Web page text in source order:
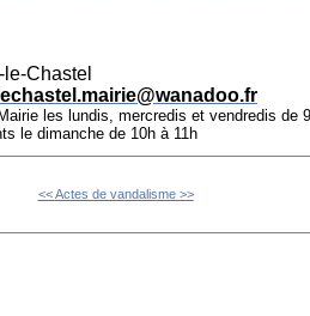
Chastel
les lundis, mercredis et vendredis de
le dimanche de 10h à 11h
<<Actes de vandalisme >>